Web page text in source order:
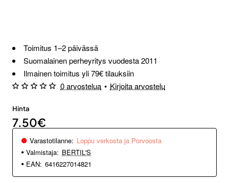
Toimitus 1–2 päivässä
Suomalainen perheyritys vuodesta 2011
Ilmainen toimitus yli 79€ tilauksiin
0 arvostelua • Kirjoita arvostelu
Hinta
7.50€
Varastotilanne: Loppu verkosta ja Porvoosta
Valmistaja: BERTIL'S
EAN: 6416227014821